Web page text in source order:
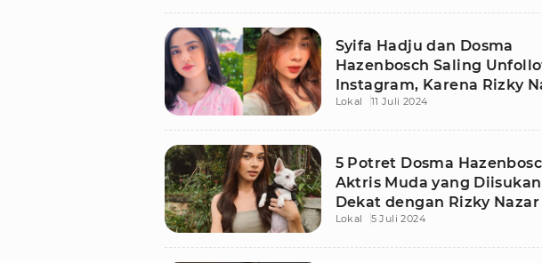
Syifa Hadju dan Dosma
Hazenbosch Saling
Instagram, Karena Rizky
Lokal 11 Juli 2024
5 Potret Dosma
Aktris Muda yang Diisukan
Dekat dengan Rizky Nazar
Lokal 5 Juli 2024